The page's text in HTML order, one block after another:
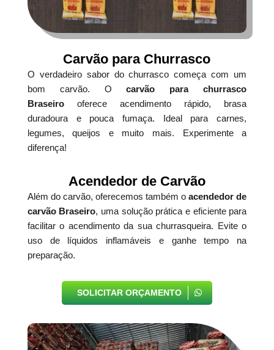
Carvão para Churrasco
O verdadeiro sabor do churrasco começa com um
bom carvão. Ocarvão para churrasco
Braseirooferece acendimento rápido, brasa
duradoura e pouca fumaça. Ideal para carnes,
legumes, queijos e muito mais. Experimente a
diferença!
Acendedor de Carvão
Além do carvão, oferecemos também oacendedor de
carvão Braseiro, uma solução prática e eficiente para
facilitar o acendimento da sua churrasqueira. Evite o
uso de líquidos inflamáveis e ganhe tempo na
preparação.
SOLICITAR ORÇAMENTO